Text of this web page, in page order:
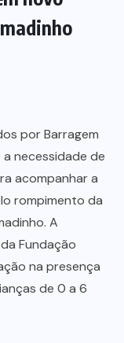
por Barragem
necessidade de
acompanhar a
rompimento da
A
Fundação
na presença
de 0 a 6